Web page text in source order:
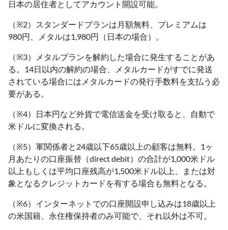
日本の居住者としてアカウント開設可能。
（※2）スタンダードプランは月額無料、プレミアムは
980円、メタルは1,980円（日本の場合）。
（※3）メタルプランを解約した場合に発生することがあ
る。14日以内の解約の場合、メタルカードがすでに発送
されている場合にはメタルカードの発行手数料を支払う必
要がある。
（※4）日本円など外貨で電信送金を受け取ると、自動で
米ドルに変換される。
（※5）軍関係者と24歳以下65歳以上の顧客は無料。1ヶ
月あたりの口座振替（direct debit）の合計が1,000米ドル
以上もしくは平均口座残高が1,500米ドル以上、または対
象となるクレジットカードを有する場合も無料となる。
（※6）インターネットでの口座開設申し込みは18歳以上
の米国籍、永住権保持者のみ可能で、それ以外は不可。